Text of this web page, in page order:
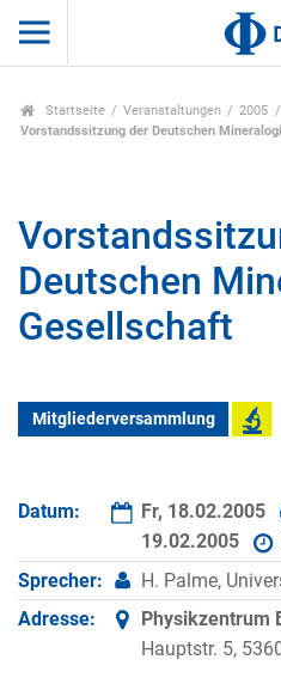
Startseite Veranstaltungen
2005
Vorstandssitzung der Deutschen
Deutschen
Gesellschaft
Mitgliederversammlung
Datum: Fr, 18.02.2005
19.02.2005
Sprecher:
H. Palme,
Adresse:
Physikzentrum
Hauptstr. 5,